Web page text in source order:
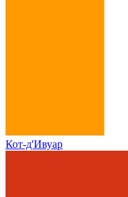
Кот-д'Ивуар